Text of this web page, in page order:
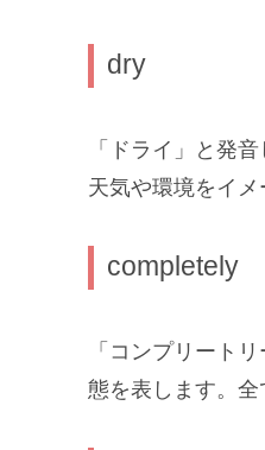
dry
「ドライ」と発
天気や環境をイメ
completely
「コンプリート
態を表します。全